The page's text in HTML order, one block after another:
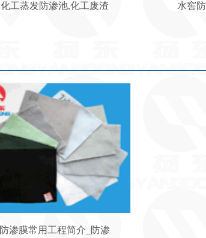
化工蒸发防渗池,化工废渣 水窖
防渗膜常用工程简介_防渗